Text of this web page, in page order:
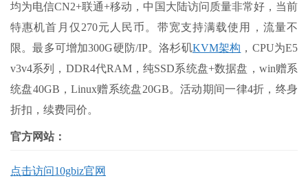
均为电信CN2+联通+移动，中国大陆访问质量非常好，当前
特惠机首月仅270元人民币。带宽支持满载使用，流量不
限。最多可增加300G硬防/IP。洛杉矶KVM架构 ，CPU为E5
v3v4系列，DDR4代RAM，纯SSD系统盘+数据盘，win赠系
统盘40GB，Linux赠系统盘20GB。活动期间一律4折，终身
折扣，续费同价。
官方网站：
点击访问10gbiz官网